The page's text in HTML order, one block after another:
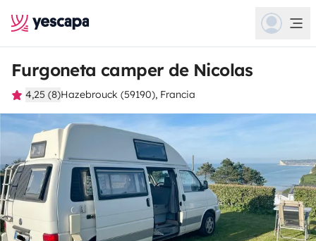
Furgoneta camper de Nicolas
4,25 (8)Hazebrouck (59190), Francia